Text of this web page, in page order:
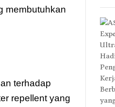
membutuhkan
terhadap
repellent yang